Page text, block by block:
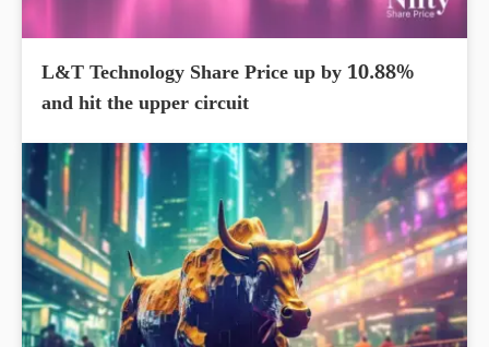
L&T Technology Share Price up by 10.88%
and hit the upper circuit